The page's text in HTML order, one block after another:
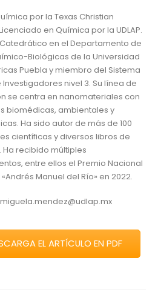
por la Texas Christian
en Química por la UDLAP.
en el Departamento de
Biológicas de la Universidad
Puebla y miembro del Sistema
nivel 3. Su línea de
se centra en nanomateriales con
biomédicas, ambientales y
Ha sido autor de más de 100
científicas y diversos libros de
Ha recibido múltiples
entre ellos el Premio Nacional
Manuel del Río» en 2022.
miguela.mendez@udlap.mx
EL ARTÍCULO EN PDF